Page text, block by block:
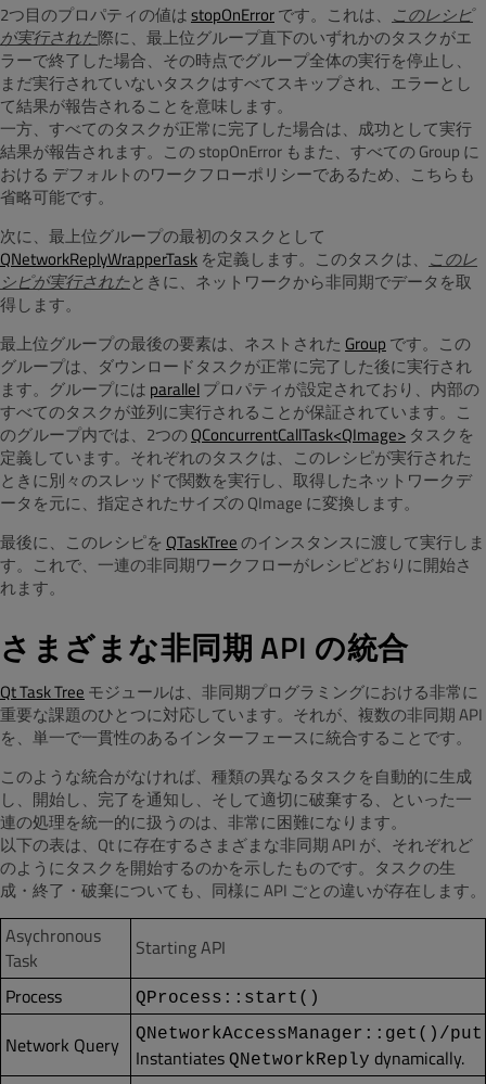
2つ目のプロパティの値はstopOnErrorです。これは、 このレシピ
が実行された際に、最上位グループ直下のいずれかのタスクがエ
ラーで終了した場合、その時点でグループ全体の実行を停止し、
まだ実行されていないタスクはすべてスキップされ、エラーとし
て結果が報告されることを意味します。
一方、すべてのタスクが正常に完了した場合は、成功として実行
結果が報告されます。この stopOnError もまた、すべての Group に
おける デフォルトのワークフローポリシーであるため、こちらも
省略可能です。
次に、最上位グループの最初のタスクとして
QNetworkReplyWrapperTask を定義します。このタスクは、 このレ
シピが実行されたときに、ネットワークから非同期でデータを取
得します。
最上位グループの最後の要素は、ネストされた Group です。この
グループは、ダウンロードタスクが正常に完了した後に実行され
ます。グループには parallelプロパティが設定されており、内部の
すべてのタスクが並列に実行されることが保証されています。こ
のグループ内では、2つのQConcurrentCallTask<QImage> タスクを
定義しています。それぞれのタスクは、このレシピが実行された
ときに別々のスレッドで関数を実行し、取得したネットワークデ
ータを元に、指定されたサイズの QImage に変換します。
最後に、このレシピを QTaskTreeのインスタンスに渡して実行しま
す。これで、一連の非同期ワークフローがレシピどおりに開始さ
れます。
さまざまな非同期 API の統合
Qt Task Tree モジュールは、非同期プログラミングにおける非常に
重要な課題のひとつに対応しています。それが、複数の非同期 API
を、単一で一貫性のあるインターフェースに統合することです。
このような統合がなければ、種類の異なるタスクを自動的に生成
し、開始し、完了を通知し、そして適切に破棄する、といった一
連の処理を統一的に扱うのは、非常に困難になります。
以下の表は、Qt に存在するさまざまな非同期 API が、それぞれど
のようにタスクを開始するのかを示したものです。タスクの生
成・終了・破棄についても、同様に API ごとの違いが存在します。
Asychronous
Task
Starting API
Process
QProcess::start()
Network Query QNetworkAccessManager::get()/
Instantiates QNetworkReply dynamically.